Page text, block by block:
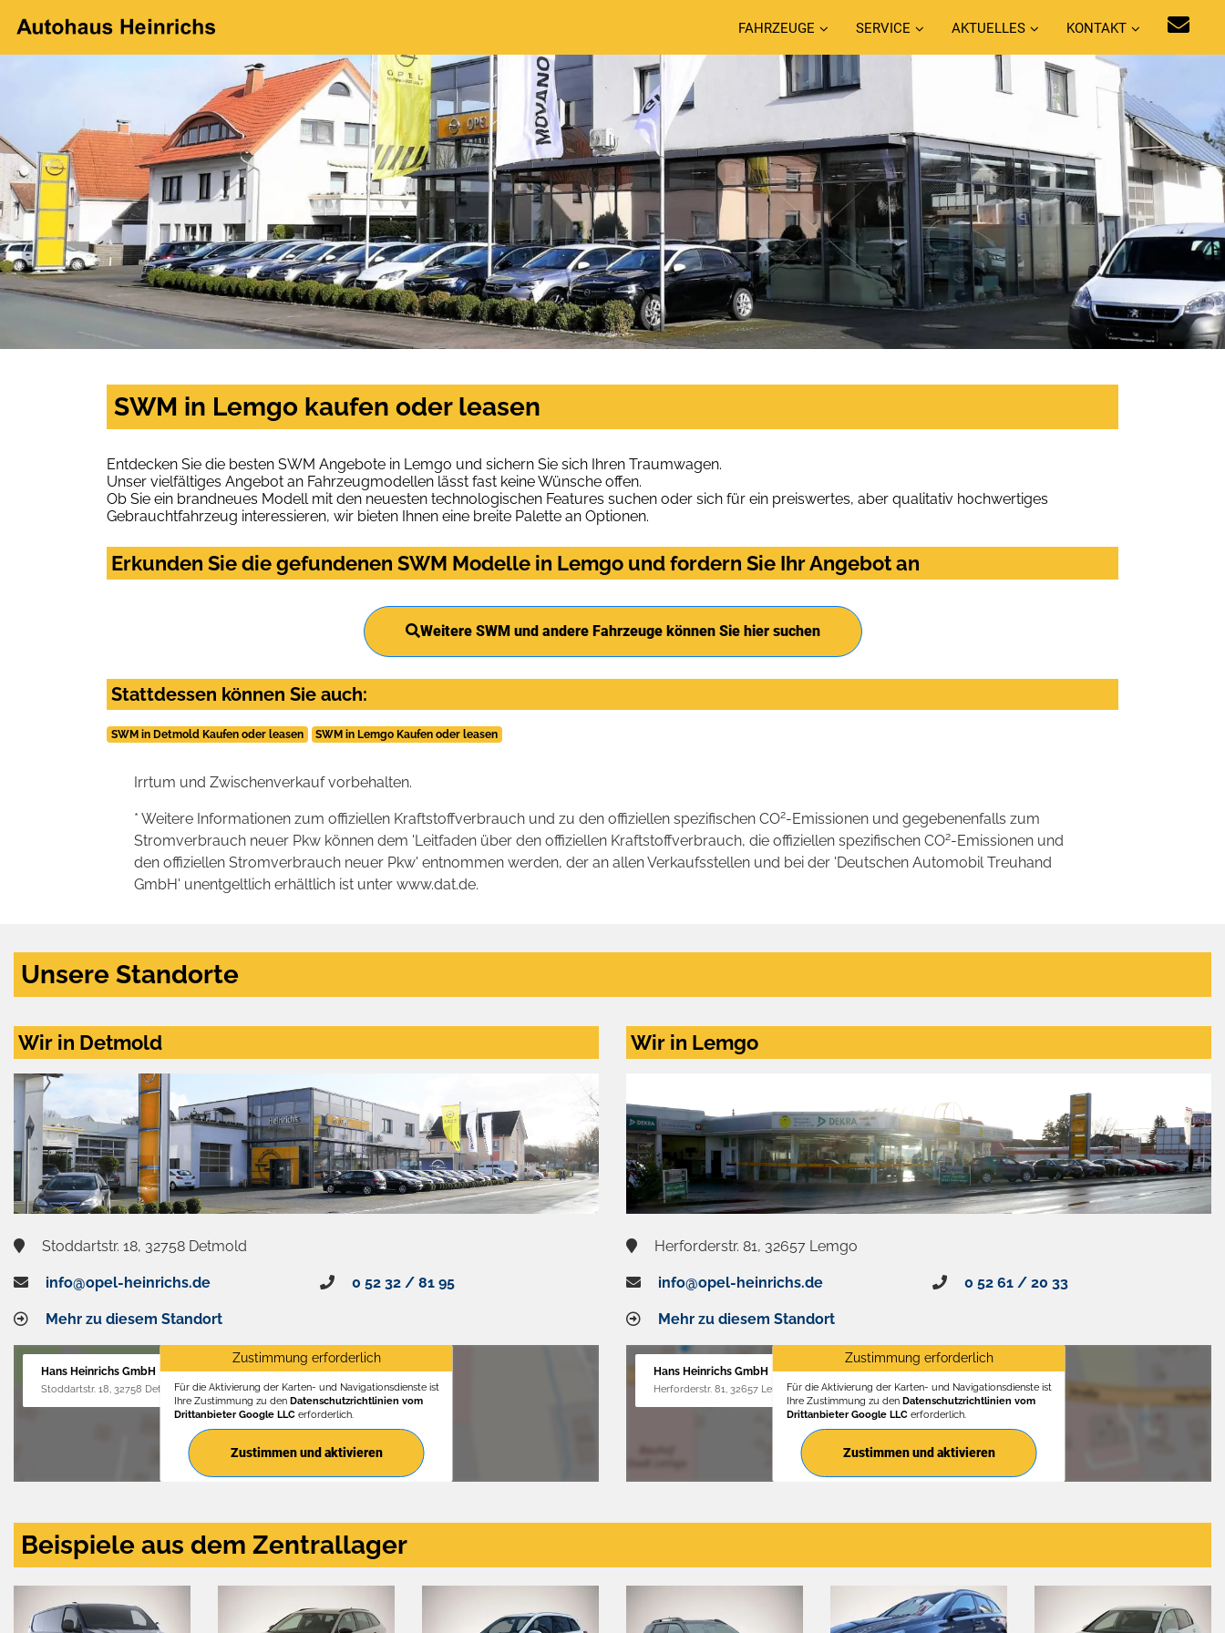
FAHRZEUGE SERVICE AKTUELLES KONTAKT
SWM in Lemgo kaufen oder leasen
Entdecken Sie die besten SWM Angebote in Lemgo und sichern Sie sich Ihren Traumwagen.
Unser vielfältiges Angebot an Fahrzeugmodellen lässt fast keine Wünsche offen.
Ob Sie ein brandneues Modell mit den neuesten technologischen Features suchen oder sich für ein preiswertes, aber qualitativ hochwertiges
Gebrauchtfahrzeug interessieren, wir bieten Ihnen eine breite Palette an Optionen.
Erkunden Sie die gefundenen SWM Modelle in Lemgo und fordern Sie Ihr Angebot an
Weitere SWM und andere Fahrzeuge können Sie hier suchen
Stattdessen können Sie auch:
SWM in Detmold Kaufen oder leasen SWM in Lemgo Kaufen oder leasen
Irrtum und Zwischenverkauf vorbehalten.
* Weitere Informationen zum offiziellen Kraftstoffverbrauch und zu den offiziellen spezifischen CO2-Emissionen und gegebenenfalls zum
Stromverbrauch neuer Pkw können dem 'Leitfaden über den offiziellen Kraftstoffverbrauch, die offiziellen spezifischen CO2-Emissionen und
den offiziellen Stromverbrauch neuer Pkw' entnommen werden, der an allen Verkaufsstellen und bei der 'Deutschen Automobil Treuhand
GmbH' unentgeltlich erhältlich ist unter www.dat.de.
Unsere Standorte
Wir in Detmold
Stoddartstr. 18, 32758 Detmold
info@opel-heinrichs.de 0 52 32 / 81 95
Mehr zu diesem Standort
Hans Heinrichs GmbH
Stoddartstr. 18, 32758 Detmold
Zustimmung erforderlich
Für die Aktivierung der Karten- und Navigationsdienste ist
Ihre Zustimmung zu den Datenschutzrichtlinien vom
Drittanbieter Google LLCerforderlich.
Zustimmen und aktivieren
Wir in Lemgo
Herforderstr. 81, 32657 Lemgo
info@opel-heinrichs.de 0 52 61 / 20 33
Mehr zu diesem Standort
Hans Heinrichs GmbH
Herforderstr. 81, 32657 Lemgo
Zustimmung erforderlich
Für die Aktivierung der Karten- und Navigationsdienste ist
Ihre Zustimmung zu den Datenschutzrichtlinien vom
Drittanbieter Google LLCerforderlich.
Zustimmen und aktivieren
Beispiele aus dem Zentrallager